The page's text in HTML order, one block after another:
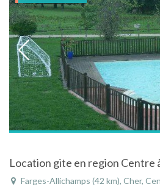
Location gite en region Centre
Farges-Allichamps (42 km), Cher,